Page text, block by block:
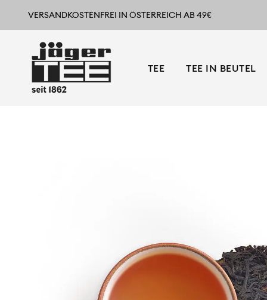
VERSANDKOSTENFREI IN ÖSTERREICH AB 49€
TEE TEE IN BEUTEL